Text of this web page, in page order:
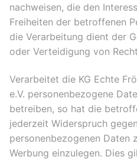
nachweisen, die den
Freiheiten der betroffenen
die Verarbeitung dient der
oder Verteidigung von
Verarbeitet die KG Echte
e.V. personenbezogene
betreiben, so hat die
jederzeit Widerspruch
personenbezogenen Daten
Werbung einzulegen. Dies